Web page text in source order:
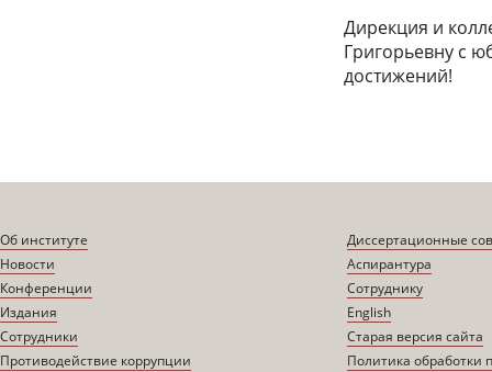
Дирекция и
Григорьевну с
достижений!
Об институте
Новости
Конференции
Издания
Сотрудники
Противодействие коррупции
Диссертационные
Аспирантура
Сотруднику
English
Старая версия сайта
Политика обработки